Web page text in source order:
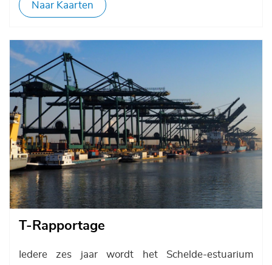
Naar Kaarten
Afbeelding
T-Rapportage
Iedere zes jaar wordt het Schelde-estuarium